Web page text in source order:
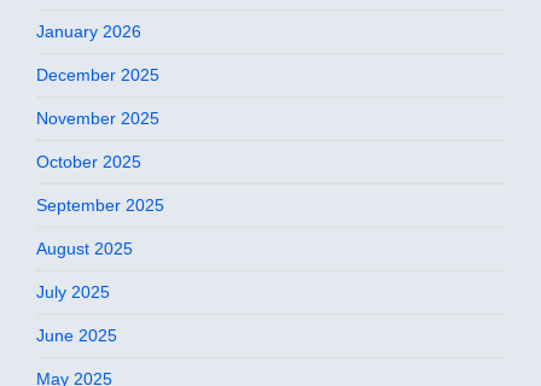
January 2026
December 2025
November 2025
October 2025
September 2025
August 2025
July 2025
June 2025
May 2025